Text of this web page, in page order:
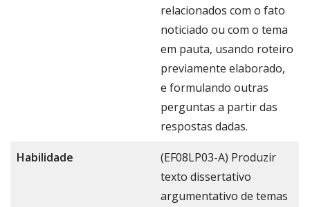
relacionados com o fato
noticiado ou com o tema
em pauta, usando roteiro
previamente elaborado,
e formulando outras
perguntas a partir das
respostas dadas.
Habilidade
(EF08LP03-A) Produzir
texto dissertativo
argumentativo de temas